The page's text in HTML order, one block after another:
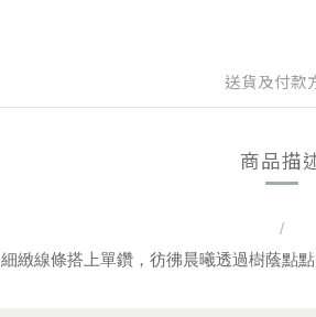
送貨及付款
商品描
/
細緻線條搭上單鑽，彷彿晨曦透過樹蔭點